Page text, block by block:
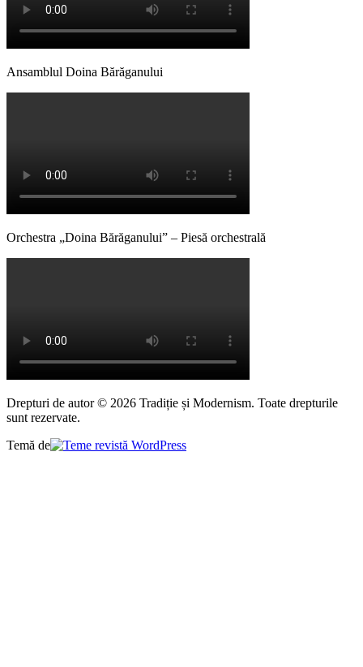
Ansamblul Doina Bărăganului
Orchestra „Doina Bărăganului” – Piesă orchestrală
Drepturi de autor © 2026 Tradiție și Modernism. Toate drepturile
sunt rezervate.
Temă de